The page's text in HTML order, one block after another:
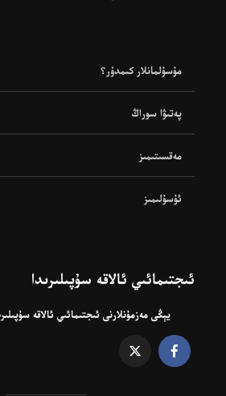
مۇسۇلمانلار كىمدۇر؟
پەتىۋا سوراڭ
مەقسىتىمىز
ئۇسۇلىمىز
ئىجتىمائىي ئالاقە سۇپىلىرىدا
يېڭى مەزمۇنلارنى ئىجتىمائىي ئالاقە